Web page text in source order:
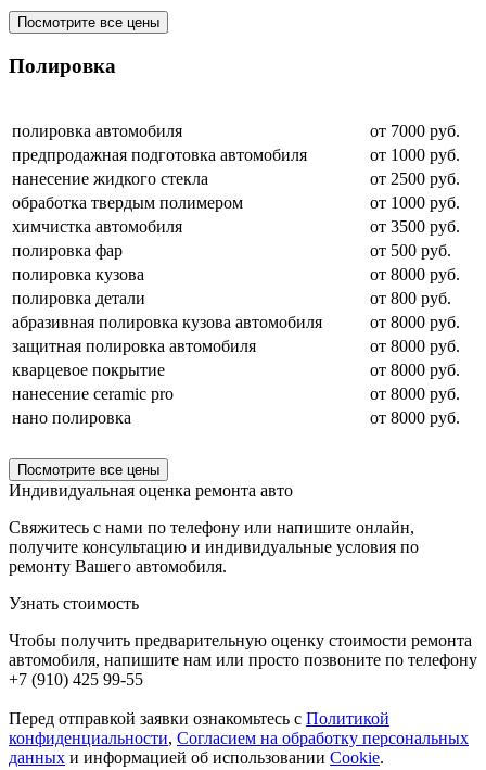
Посмотрите все цены
Полировка
полировка автомобиля
от 7000 руб.
предпродажная подготовка автомобиля
от 1000 руб.
нанесение жидкого стекла
от 2500 руб.
обработка твердым полимером
от 1000 руб.
химчистка автомобиля
от 3500 руб.
полировка фар
от 500 руб.
полировка кузова
от 8000 руб.
полировка детали
от 800 руб.
абразивная полировка кузова автомобиля
от 8000 руб.
защитная полировка автомобиля
от 8000 руб.
кварцевое покрытие
от 8000 руб.
нанесение ceramic pro
от 8000 руб.
нано полировка
от 8000 руб.
Посмотрите все цены
Индивидуальная оценка ремонта авто
Свяжитесь с нами по телефону или напишите онлайн,
получите консультацию и индивидуальные условия по
ремонту Вашего автомобиля.
Узнать стоимость
Чтобы получить предварительную оценку стоимости ремонта
автомобиля, напишите нам или просто позвоните по телефону
+7 (910) 425 99-55
Перед отправкой заявки ознакомьтесь с Политикой
конфиденциальности, Согласием на обработку персональных
данных и информацией об использовании Cookie.